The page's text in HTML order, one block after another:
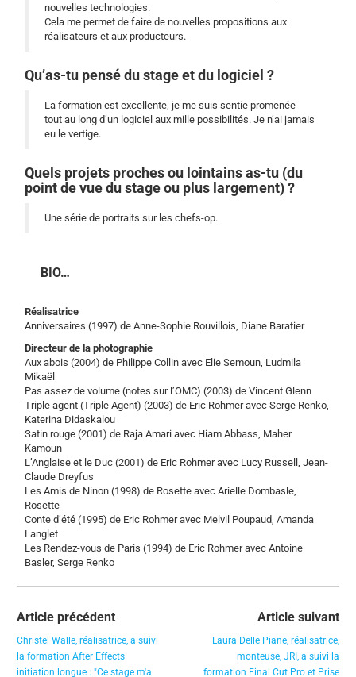
nouvelles technologies.
Cela me permet de faire de nouvelles propositions aux
réalisateurs et aux producteurs.
Qu’as-tu pensé du stage et du logiciel ?
La formation est excellente, je me suis sentie promenée
tout au long d’un logiciel aux mille possibilités. Je n’ai jamais
eu le vertige.
Quels projets proches ou lointains as-tu (du
point de vue du stage ou plus largement) ?
Une série de portraits sur les chefs-op.
BIO…
Réalisatrice
Anniversaires (1997) de Anne-Sophie Rouvillois, Diane Baratier
Directeur de la photographie
Aux abois (2004) de Philippe Collin avec Elie Semoun, Ludmila
Mikaël
Pas assez de volume (notes sur l’OMC) (2003) de Vincent Glenn
Triple agent (Triple Agent) (2003) de Eric Rohmer avec Serge Renko,
Katerina Didaskalou
Satin rouge (2001) de Raja Amari avec Hiam Abbass, Maher
Kamoun
L’Anglaise et le Duc (2001) de Eric Rohmer avec Lucy Russell, Jean-
Claude Dreyfus
Les Amis de Ninon (1998) de Rosette avec Arielle Dombasle,
Rosette
Conte d’été (1995) de Eric Rohmer avec Melvil Poupaud, Amanda
Langlet
Les Rendez-vous de Paris (1994) de Eric Rohmer avec Antoine
Basler, Serge Renko
Article précédent
Christel Walle, réalisatrice, a suivi
la formation After Effects
initiation longue : "Ce stage m'a
Article suivant
Laura Delle Piane, réalisatrice,
monteuse, JRI, a suivi la
formation Final Cut Pro et Prise